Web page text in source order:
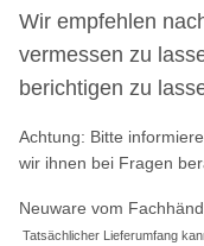
Wir empfehlen
vermessen zu
berichtigen zu
Achtung: Bitte
wir ihnen bei Fragen
Neuware vom
Tatsächlicher Lieferumfang